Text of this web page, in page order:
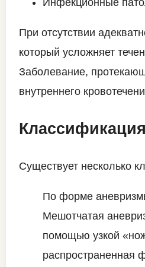
При отсутствии
который усложняет
Заболевание,
внутреннего
Классификация
Существует несколько
По форме
Мешотчатая
помощью узкой
распространенная